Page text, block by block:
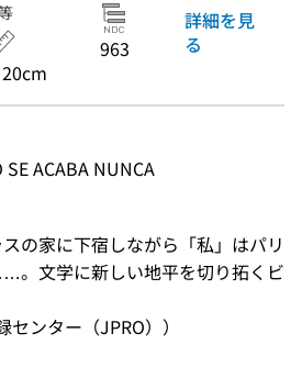
963
詳細を見
る
ACABA NUNCA
の家に下宿しながら「私」はパリ
。文学に新しい地平を切り拓くビ
センター（JPRO））